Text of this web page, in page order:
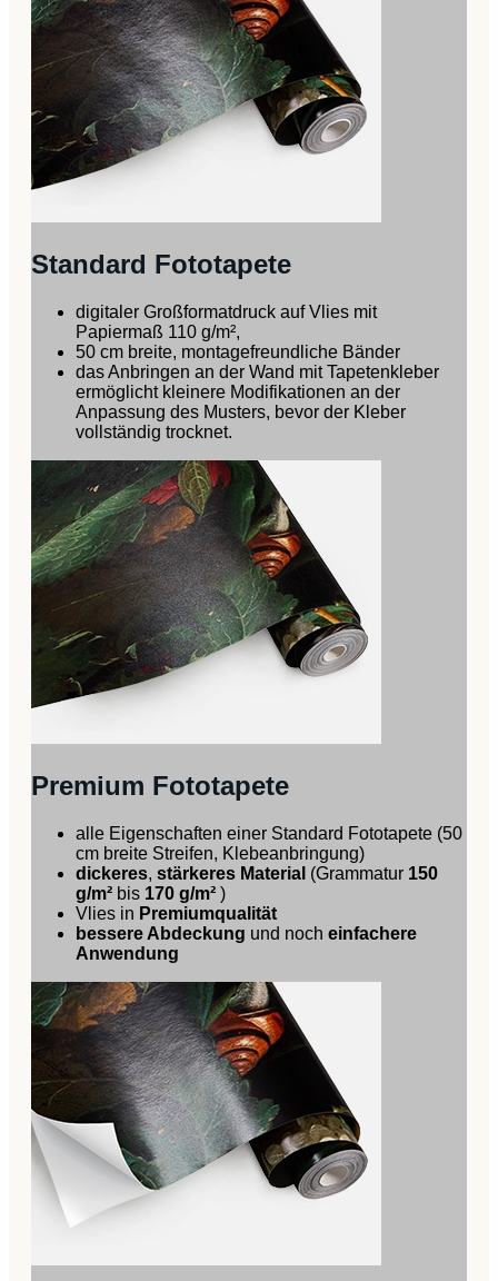
Standard Fototapete
digitaler Großformatdruck auf Vlies mit
Papiermaß 110 g/m²,
50 cm breite, montagefreundliche Bänder
das Anbringen an der Wand mit Tapetenkleber
ermöglicht kleinere Modifikationen an der
Anpassung des Musters, bevor der Kleber
vollständig trocknet.
Premium Fototapete
alle Eigenschaften einer Standard Fototapete (50
cm breite Streifen, Klebeanbringung)
dickeres, stärkeres Material (Grammatur 150
g/m² bis 170 g/m² )
Vlies in Premiumqualität
bessere Abdeckung und noch einfachere
Anwendung